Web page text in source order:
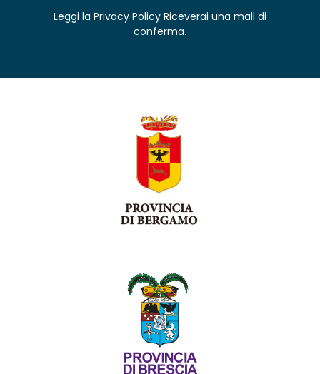
Leggi la Privacy Policy Riceverai una mail di
conferma.